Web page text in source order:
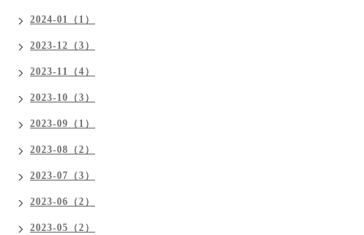
2024-01（1）
2023-12（3）
2023-11（4）
2023-10（3）
2023-09（1）
2023-08（2）
2023-07（3）
2023-06（2）
2023-05（2）